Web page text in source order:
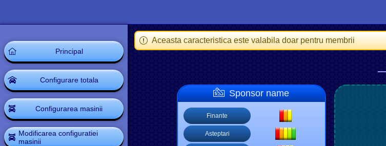
Principal
Configurare totala
Configurarea masinii
Modificarea configuratiei
masinii
Aceasta caracteristica este valabila doar pentru membrii
Sponsor name
Finante
Asteptari